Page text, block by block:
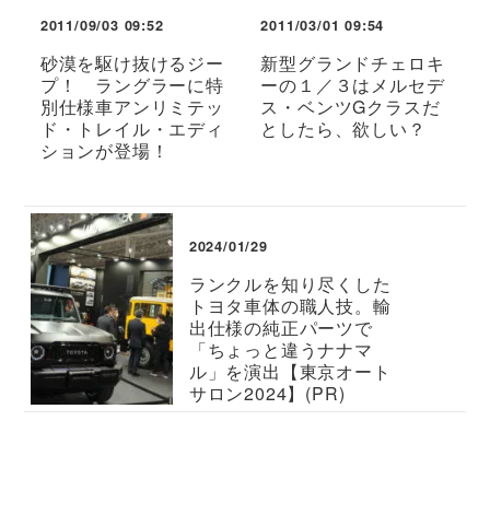
2011/09/03 09:52
砂漠を駆け抜けるジー
プ！ ラングラーに特
別仕様車アンリミテッ
ド・トレイル・エディ
ションが登場！
2011/03/01 09:54
新型グランドチェロキ
ーの１／３はメルセデ
ス・ベンツGクラスだ
としたら、欲しい？
2024/01/29
ランクルを知り尽くした
トヨタ車体の職人技。輸
出仕様の純正パーツで
「ちょっと違うナナマ
ル」を演出【東京オート
サロン2024】(PR)